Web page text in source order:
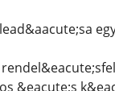
&eacute;s